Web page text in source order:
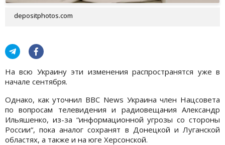
depositphotos.com
На всю Украину эти изменения распространятся уже в
начале сентября.
Однако, как уточнил ВВС News Украина член Нацсовета
по вопросам телевидения и радиовещания Александр
Ильяшенко, из-за “информационной угрозы со стороны
России“, пока аналог сохранят в Донецкой и Луганской
областях, а также и на юге Херсонской.